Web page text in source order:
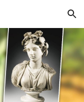
Skip to navigation